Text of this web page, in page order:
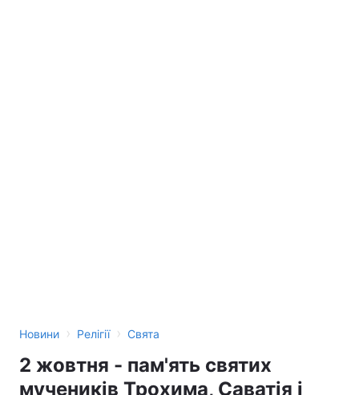
Новини › Релігії › Свята
2 жовтня - пам'ять святих
мучеників Трохима, Саватія і